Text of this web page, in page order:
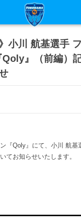
ショップ
小川 航基選手
』（前編）
『Qoly』にて、小川 航基
てお知らせいたします。